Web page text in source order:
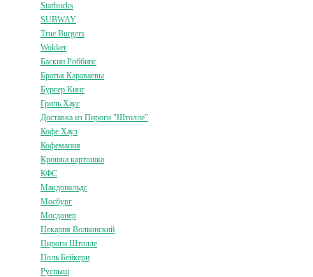
Starbucks
SUBWAY
True Burgers
Wokker
Баскин Роббинс
Братья Караваевы
Бургер Кинг
Гриль Хаус
Доставка из Пироги "Штолле"
Кофе Хауз
Кофемания
Крошка картошка
КФС
Макдональдс
Мосбург
Мосдонер
Пекарня Волконский
Пироги Штолле
Поль Бейкери
Руспыш